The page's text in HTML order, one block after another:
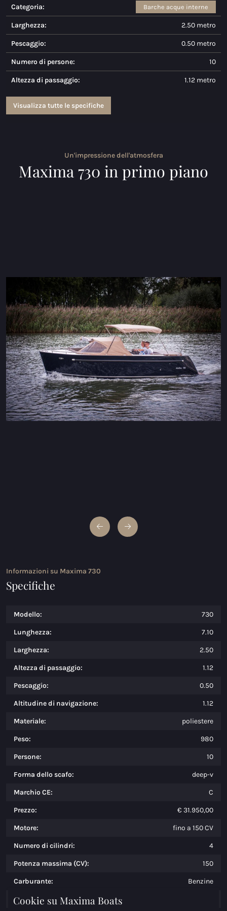
Maxima 730
Maxima 730I
Maxima 820 retro
Maxima 920 cabin
Maxima 650 Flying Lounge
Barche elettriche
Maxima 630 Elettrico
Maxima 720 retro Elettrico
Maxima 820 retro elettrica
Maxima 650 Flying Lounge Electric
Maxima 750 Flying Lounge Electric
Tutti Elettrico modelli
Categoria: Barche acque interne
Larghezza: 2.50 metro
Pescaggio: 0.50 metro
Numero di persone: 10
Altezza di passaggio: 1.12 metro
Visualizza tutte le specifiche
Un'impressione dell'atmosfera
Maxima 730 in primo piano
Informazioni su Maxima 730
Specifiche
Modello: 730
Lunghezza: 7.10
Larghezza: 2.50
Altezza di passaggio: 1.12
Pescaggio: 0.50
Altitudine di navigazione: 1.12
Materiale: poliestere
Peso: 980
Persone: 10
Forma dello scafo: deep-v
Marchio CE: C
Prezzo: € 31.950,00
Motore: fino a 150 CV
Numero di cilindri: 4
Potenza massima (CV): 150
Carburante: Benzine
Serbatoio carburante:
Cookie su Maxima Boats